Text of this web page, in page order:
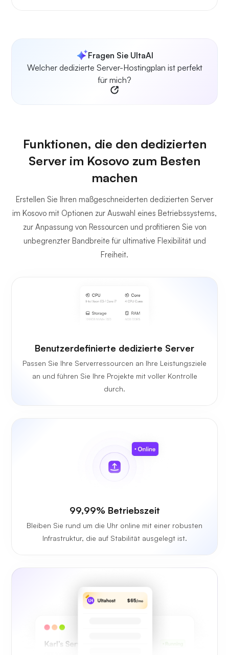
Fragen Sie UltaAI
Welcher dedizierte Server-Hostingplan ist perfekt
für mich?
Funktionen, die den dedizierten
Server im Kosovo zum Besten
machen
Erstellen Sie Ihren maßgeschneiderten dedizierten Server
im Kosovo mit Optionen zur Auswahl eines Betriebssystems,
zur Anpassung von Ressourcen und profitieren Sie von
unbegrenzter Bandbreite für ultimative Flexibilität und
Freiheit.
Benutzerdefinierte dedizierte Server
Passen Sie Ihre Serverressourcen an Ihre Leistungsziele
an und führen Sie Ihre Projekte mit voller Kontrolle
durch.
99,99% Betriebszeit
Bleiben Sie rund um die Uhr online mit einer robusten
Infrastruktur, die auf Stabilität ausgelegt ist.